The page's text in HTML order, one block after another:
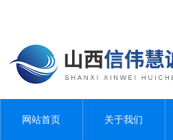
网站首页 关于我们